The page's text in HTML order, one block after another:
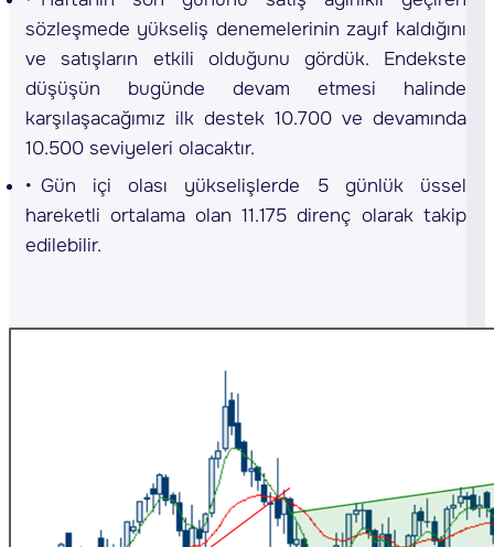
sözleşmede yükseliş denemelerinin zayıf kaldığını
ve satışların etkili olduğunu gördük. Endekste
düşüşün bugünde devam etmesi halinde
karşılaşacağımız ilk destek 10.700 ve devamında
10.500 seviyeleri olacaktır.
Gün içi olası yükselişlerde 5 günlük üssel
hareketli ortalama olan 11.175 direnç olarak takip
edilebilir.